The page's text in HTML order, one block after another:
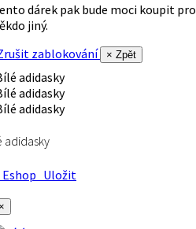
dárek pak bude moci koupit pro
jiný.
zablokování
× Zpět
adidasky
Uložit